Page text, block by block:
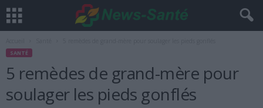
SANTÉ
5 remèdes de grand-mère pour
soulager les pieds gonflés